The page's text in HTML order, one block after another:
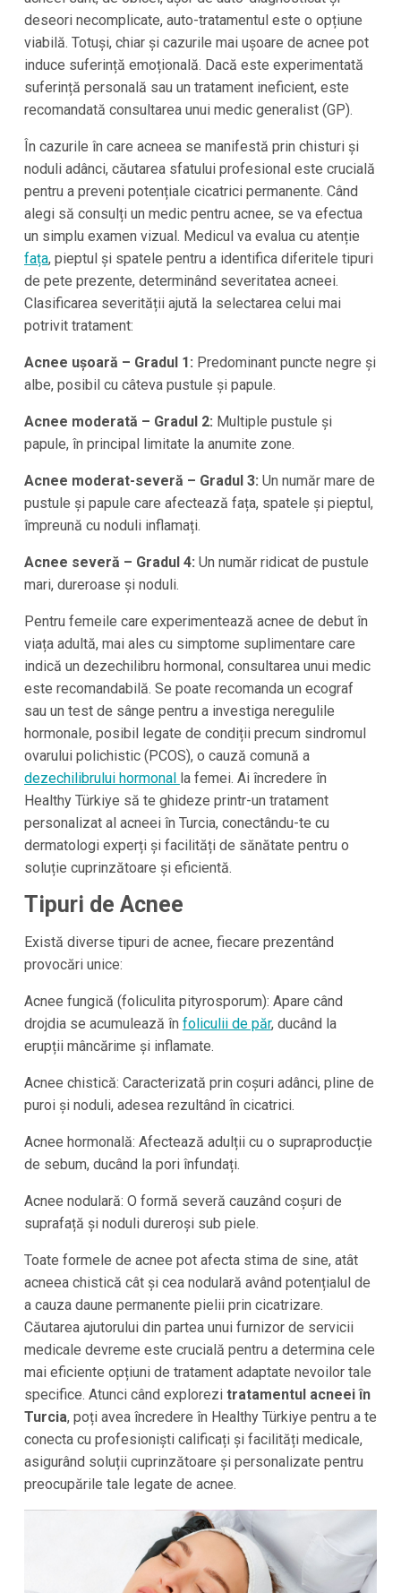
deseori necomplicate, auto-tratamentul este o opțiune
viabilă. Totuși, chiar și cazurile mai ușoare de acnee pot
induce suferință emoțională. Dacă este experimentată
suferință personală sau un tratament ineficient, este
recomandată consultarea unui medic generalist (GP).
În cazurile în care acneea se manifestă prin chisturi și
noduli adânci, căutarea sfatului profesional este crucială
pentru a preveni potențiale cicatrici permanente. Când
alegi să consulți un medic pentru acnee, se va efectua
un simplu examen vizual. Medicul va evalua cu atenție
fața, pieptul și spatele pentru a identifica diferitele tipuri
de pete prezente, determinând severitatea acneei.
Clasificarea severității ajută la selectarea celui mai
potrivit tratament:
Acnee ușoară – Gradul 1: Predominant puncte negre și
albe, posibil cu câteva pustule și papule.
Acnee moderată – Gradul 2: Multiple pustule și
papule, în principal limitate la anumite zone.
Acnee moderat-severă – Gradul 3: Un număr mare de
pustule și papule care afectează fața, spatele și pieptul,
împreună cu noduli inflamați.
Acnee severă – Gradul 4: Un număr ridicat de pustule
mari, dureroase și noduli.
Pentru femeile care experimentează acnee de debut în
viața adultă, mai ales cu simptome suplimentare care
indică un dezechilibru hormonal, consultarea unui medic
este recomandabilă. Se poate recomanda un ecograf
sau un test de sânge pentru a investiga neregulile
hormonale, posibil legate de condiții precum sindromul
ovarului polichistic (PCOS), o cauză comună a
dezechilibrului hormonal la femei. Ai încredere în
Healthy Türkiye să te ghideze printr-un tratament
personalizat al acneei în Turcia, conectându-te cu
dermatologi experți și facilități de sănătate pentru o
soluție cuprinzătoare și eficientă.
Tipuri de Acnee
Există diverse tipuri de acnee, fiecare prezentând
provocări unice:
Acnee fungică (foliculita pityrosporum): Apare când
drojdia se acumulează în foliculii de păr, ducând la
erupții mâncărime și inflamate.
Acnee chistică: Caracterizată prin coșuri adânci, pline de
puroi și noduli, adesea rezultând în cicatrici.
Acnee hormonală: Afectează adulții cu o supraproducție
de sebum, ducând la pori înfundați.
Acnee nodulară: O formă severă cauzând coșuri de
suprafață și noduli dureroși sub piele.
Toate formele de acnee pot afecta stima de sine, atât
acneea chistică cât și cea nodulară având potențialul de
a cauza daune permanente pielii prin cicatrizare.
Căutarea ajutorului din partea unui furnizor de servicii
medicale devreme este crucială pentru a determina cele
mai eficiente opțiuni de tratament adaptate nevoilor tale
specifice. Atunci când explorezi tratamentul acneei în
Turcia, poți avea încredere în Healthy Türkiye pentru a te
conecta cu profesioniști calificați și facilități medicale,
asigurând soluții cuprinzătoare și personalizate pentru
preocupările tale legate de acnee.